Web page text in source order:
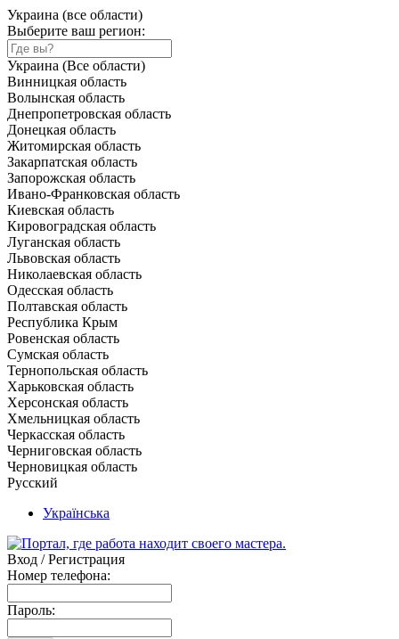
Украина (все области)
Выберите ваш регион:
Украина (Все области)
Винницкая область
Волынская область
Днепропетровская область
Донецкая область
Житомирская область
Закарпатская область
Запорожская область
Ивано-Франковская область
Киевская область
Кировоградская область
Луганская область
Львовская область
Николаевская область
Одесская область
Полтавская область
Республика Крым
Ровенская область
Сумская область
Тернопольская область
Харьковская область
Херсонская область
Хмельницкая область
Черкасская область
Черниговская область
Черновицкая область
Русский
Українська
Вход / Регистрация
Номер телефона:
Пароль: